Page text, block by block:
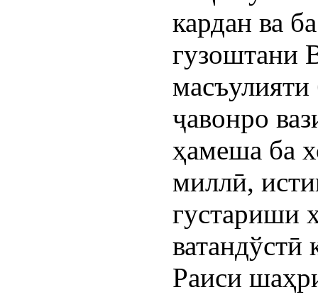
кардан ва
гузоштани
масъулияти
ҷавонро
ҳамеша ба
миллӣ,
густариши
Раиси